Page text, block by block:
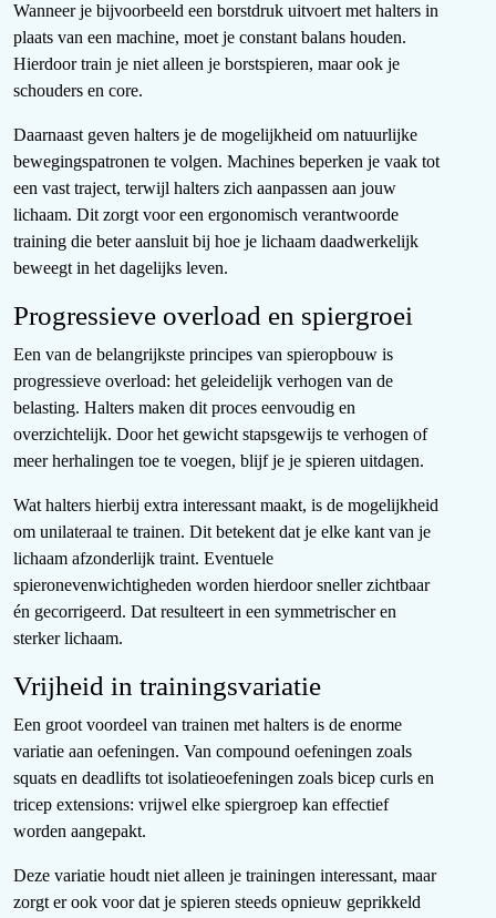
Wanneer je bijvoorbeeld een borstdruk uitvoert met halters in
plaats van een machine, moet je constant balans houden.
Hierdoor train je niet alleen je borstspieren, maar ook je
schouders en core.
Daarnaast geven halters je de mogelijkheid om natuurlijke
bewegingspatronen te volgen. Machines beperken je vaak tot
een vast traject, terwijl halters zich aanpassen aan jouw
lichaam. Dit zorgt voor een ergonomisch verantwoorde
training die beter aansluit bij hoe je lichaam daadwerkelijk
beweegt in het dagelijks leven.
Progressieve overload en spiergroei
Een van de belangrijkste principes van spieropbouw is
progressieve overload: het geleidelijk verhogen van de
belasting. Halters maken dit proces eenvoudig en
overzichtelijk. Door het gewicht stapsgewijs te verhogen of
meer herhalingen toe te voegen, blijf je je spieren uitdagen.
Wat halters hierbij extra interessant maakt, is de mogelijkheid
om unilateraal te trainen. Dit betekent dat je elke kant van je
lichaam afzonderlijk traint. Eventuele
spieronevenwichtigheden worden hierdoor sneller zichtbaar
én gecorrigeerd. Dat resulteert in een symmetrischer en
sterker lichaam.
Vrijheid in trainingsvariatie
Een groot voordeel van trainen met halters is de enorme
variatie aan oefeningen. Van compound oefeningen zoals
squats en deadlifts tot isolatieoefeningen zoals bicep curls en
tricep extensions: vrijwel elke spiergroep kan effectief
worden aangepakt.
Deze variatie houdt niet alleen je trainingen interessant, maar
zorgt er ook voor dat je spieren steeds opnieuw geprikkeld